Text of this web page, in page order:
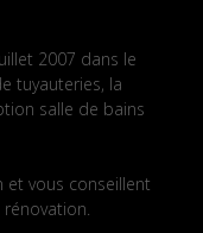
2007 dans le
tuyauteries, la
salle de bains
vous conseillent